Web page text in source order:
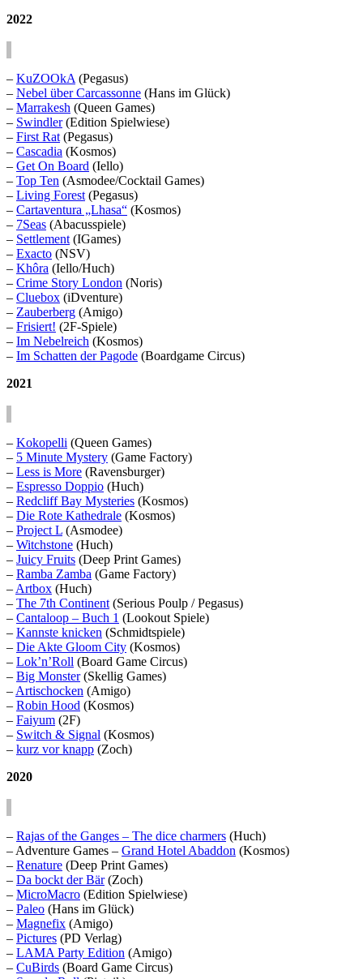
2022
– KuZOOkA (Pegasus)
– Nebel über Carcassonne (Hans im Glück)
– Marrakesh (Queen Games)
– Swindler(Edition Spielwiese)
– First Rat (Pegasus)
– Cascadia (Kosmos)
– Get On Board (Iello)
– Top Ten (Asmodee/Cocktail Games)
– Living Forest (Pegasus)
– Cartaventura „Lhasa“ (Kosmos)
– 7Seas (Abacusspiele)
– Settlement (IGames)
– Exacto (NSV)
– Khôra (Iello/Huch)
– Crime Story London (Noris)
– Cluebox (iDventure)
– Zauberberg (Amigo)
– Frisiert! (2F-Spiele)
– Im Nebelreich (Kosmos)
– Im Schatten der Pagode (Boardgame Circus)
2021
– Kokopelli (Queen Games)
– 5 Minute Mystery (Game Factory)
– Less is More (Ravensburger)
– Espresso Doppio (Huch)
– Redcliff Bay Mysteries (Kosmos)
– Die Rote Kathedrale (Kosmos)
– Project L (Asmodee)
– Witchstone (Huch)
– Juicy Fruits (Deep Print Games)
– Ramba Zamba (Game Factory)
– Artbox (Huch)
– The 7th Continent (Serious Poulp / Pegasus)
– Cantaloop – Buch 1 (Lookout Spiele)
– Kannste knicken (Schmidtspiele)
– Die Akte Gloom City (Kosmos)
– Lok’n’Roll (Board Game Circus)
– Big Monster(Skellig Games)
– Artischocken (Amigo)
– Robin Hood (Kosmos)
– Faiyum (2F)
– Switch & Signal (Kosmos)
– kurz vor knapp (Zoch)
2020
– Rajas of the Ganges – The dice charmers (Huch)
– Adventure Games – Grand Hotel Abaddon (Kosmos)
– Renature (Deep Print Games)
– Da bockt der Bär(Zoch)
– MicroMacro (Edition Spielwiese)
– Paleo (Hans im Glück)
– Magnefix (Amigo)
– Pictures (PD Verlag)
– LAMA Party Edition (Amigo)
– CuBirds (Board Game Circus)